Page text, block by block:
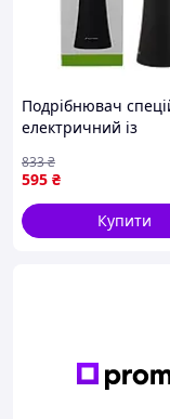
закривається,
Подрібнювач
електричний із
для кухні 1 шт
Kamille FK-10936
595 ₴
833₴
Купити